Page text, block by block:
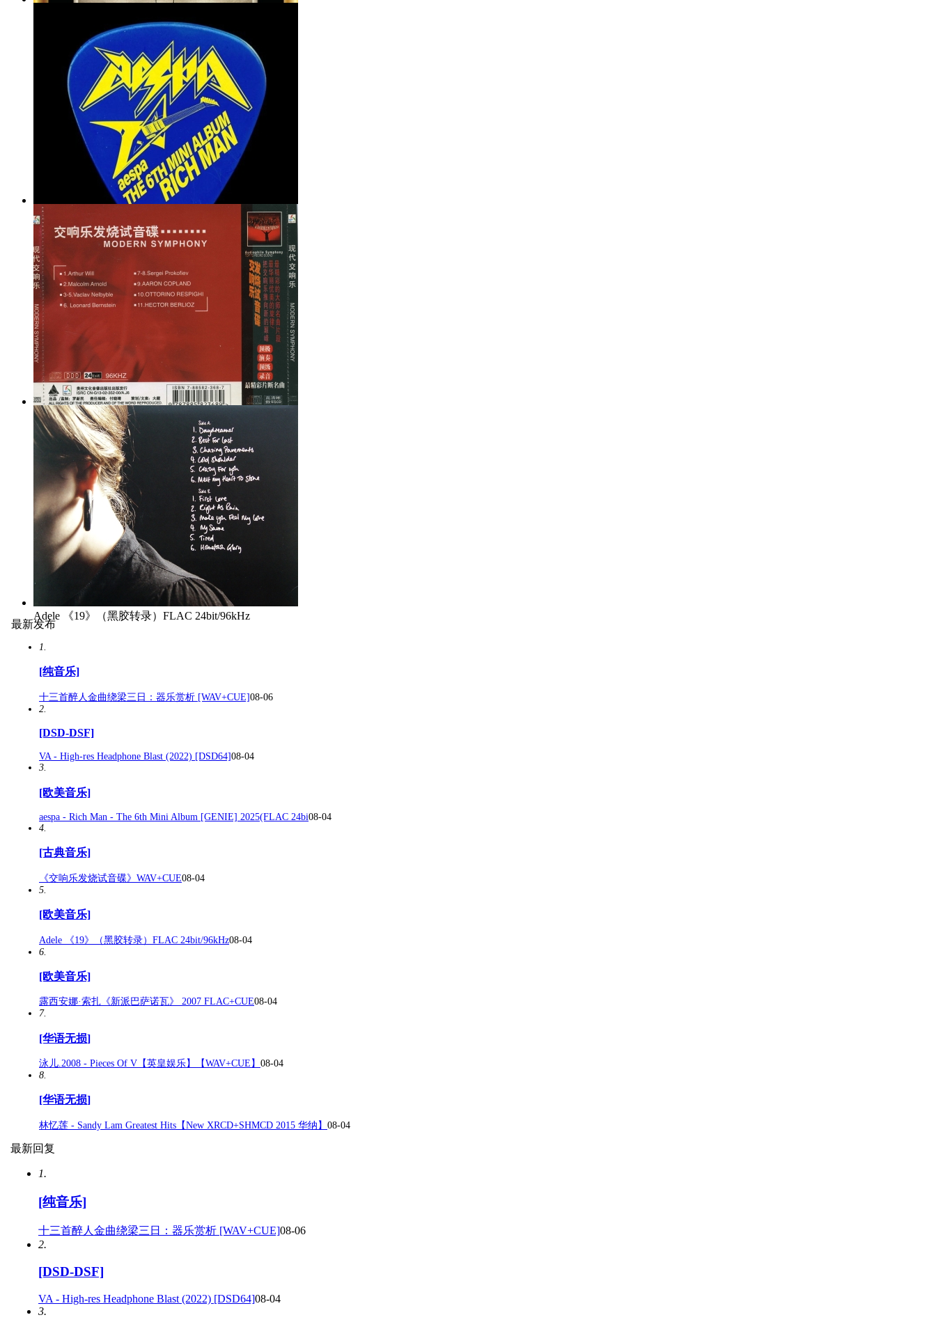
aespa - Rich Man - The 6th Mini Album [GENIE]
《交响乐发烧试音碟》WAV+CUE
Adele 《19》（黑胶转录）FLAC 24bit/96kHz
最新发布
1.
[纯音乐]
十三首醉人金曲绕梁三日：器乐赏析 [WAV+CUE]08-06
2.
[DSD-DSF]
VA - High-res Headphone Blast (2022) [DSD64]08-04
3.
[欧美音乐]
aespa - Rich Man - The 6th Mini Album [GENIE] 2025(FLAC 24bi08-04
4.
[古典音乐]
《交响乐发烧试音碟》WAV+CUE08-04
5.
[欧美音乐]
Adele 《19》（黑胶转录）FLAC 24bit/96kHz08-04
6.
[欧美音乐]
露西安娜·索扎《新派巴萨诺瓦》 2007 FLAC+CUE08-04
7.
[华语无损]
泳儿.2008 - Pieces Of V【英皇娱乐】【WAV+CUE】 08-04
8.
[华语无损]
林忆莲 - Sandy Lam Greatest Hits【New XRCD+SHMCD 2015 华纳】 08-04
最新回复
1.
[纯音乐]
十三首醉人金曲绕梁三日：器乐赏析 [WAV+CUE]08-06
2.
[DSD-DSF]
VA - High-res Headphone Blast (2022) [DSD64]08-04
3.